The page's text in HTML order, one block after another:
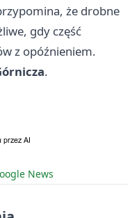
że drobne
gdy część
z opóźnieniem.
.
News